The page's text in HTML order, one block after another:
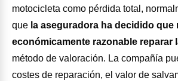
motocicleta como pérdida total,
que la aseguradora ha decidido que
económicamente razonable reparar
método de valoración. La compañía
costes de reparación, el valor de